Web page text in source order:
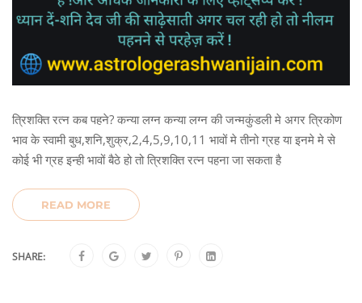
त्रिशक्ति रत्न कब पहने? कन्या लग्न कन्या लग्न की जन्मकुंडली मे अगर त्रिकोण
भाव के स्वामी बुध,शनि,शुक्र,2,4,5,9,10,11 भावों मे तीनो ग्रह या इनमे मे से
कोई भी ग्रह इन्ही भावों बैठे हो तो त्रिशक्ति रत्न पहना जा सकता है
READ MORE
SHARE: